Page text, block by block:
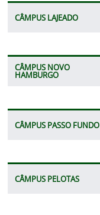
CÂMPUS LAJEADO
CÂMPUS NOVO
HAMBURGO
CÂMPUS PASSO FUNDO
CÂMPUS PELOTAS